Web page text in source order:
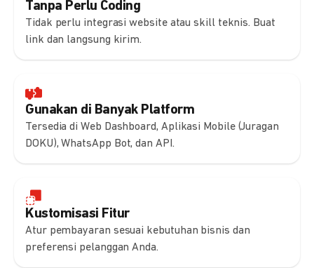
Tanpa Perlu Coding
Tidak perlu integrasi website atau skill teknis. Buat
link dan langsung kirim.
Gunakan di Banyak Platform
Tersedia di Web Dashboard, Aplikasi Mobile (Juragan
DOKU), WhatsApp Bot, dan API.
Kustomisasi Fitur
Atur pembayaran sesuai kebutuhan bisnis dan
preferensi pelanggan Anda.